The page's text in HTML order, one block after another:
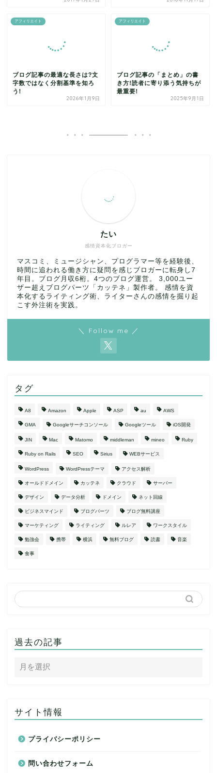
アフィリエイト
ブログ記事の最適な長さは?文
字数ではなく分割基準を知ろ
う!
2026年1月9日
アフィリエイト
ブログ記事の「まとめ」の書
き方!読者に寄り添う気持ちが
最重要!
2025年9月1日
感情資本化ブロガー
たい
マスコミ、ミュージシャン、プログラマー等を経験後、
時間に追われる働き方に疑問を感じブロガーに転身し7
年目。ブログ月収6桁。4つのブログ運営。 3,000ユー
ザー超えブログパーツ「カッテネ」製作者。 感情を資
本化するライティング術、ライターさんの感情を掘り起
こす外注術を実践。
＼ Follow me ／
タグ
A8 Amazon Apple ASP au AWS
GMA Googleサーチコンソール Googleツール iOS開発
JIN Mac Matomo middleman mineo Ruby
Ruby on Rails SEO Sirius WEBサービス
WordPress WordPressテーマ アクセス解析
オールドドメイン カッテネ クラウド サーバー
デザイン データ分析 ドメイン ネット回線
ビジネスマインド ブログパーツ ブログ無料講座
マーケティング ライティング ルレア ワークスタイル
勉強会 携帯 横浜 無料ブログ 読書 音楽
食事
過去の記事
サイト情報
プライバシーポリシー
問い合わせフォーム